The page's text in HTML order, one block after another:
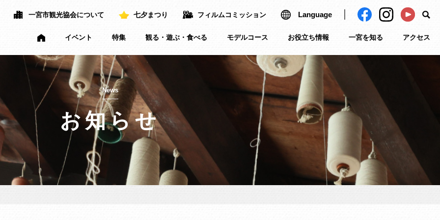
一宮市観光協会について 七夕まつり フィルムコミッション Language
イベント 特集 観る・遊ぶ・食べる モデルコース お役立ち情報 一宮を知る アクセス
News
お知らせ